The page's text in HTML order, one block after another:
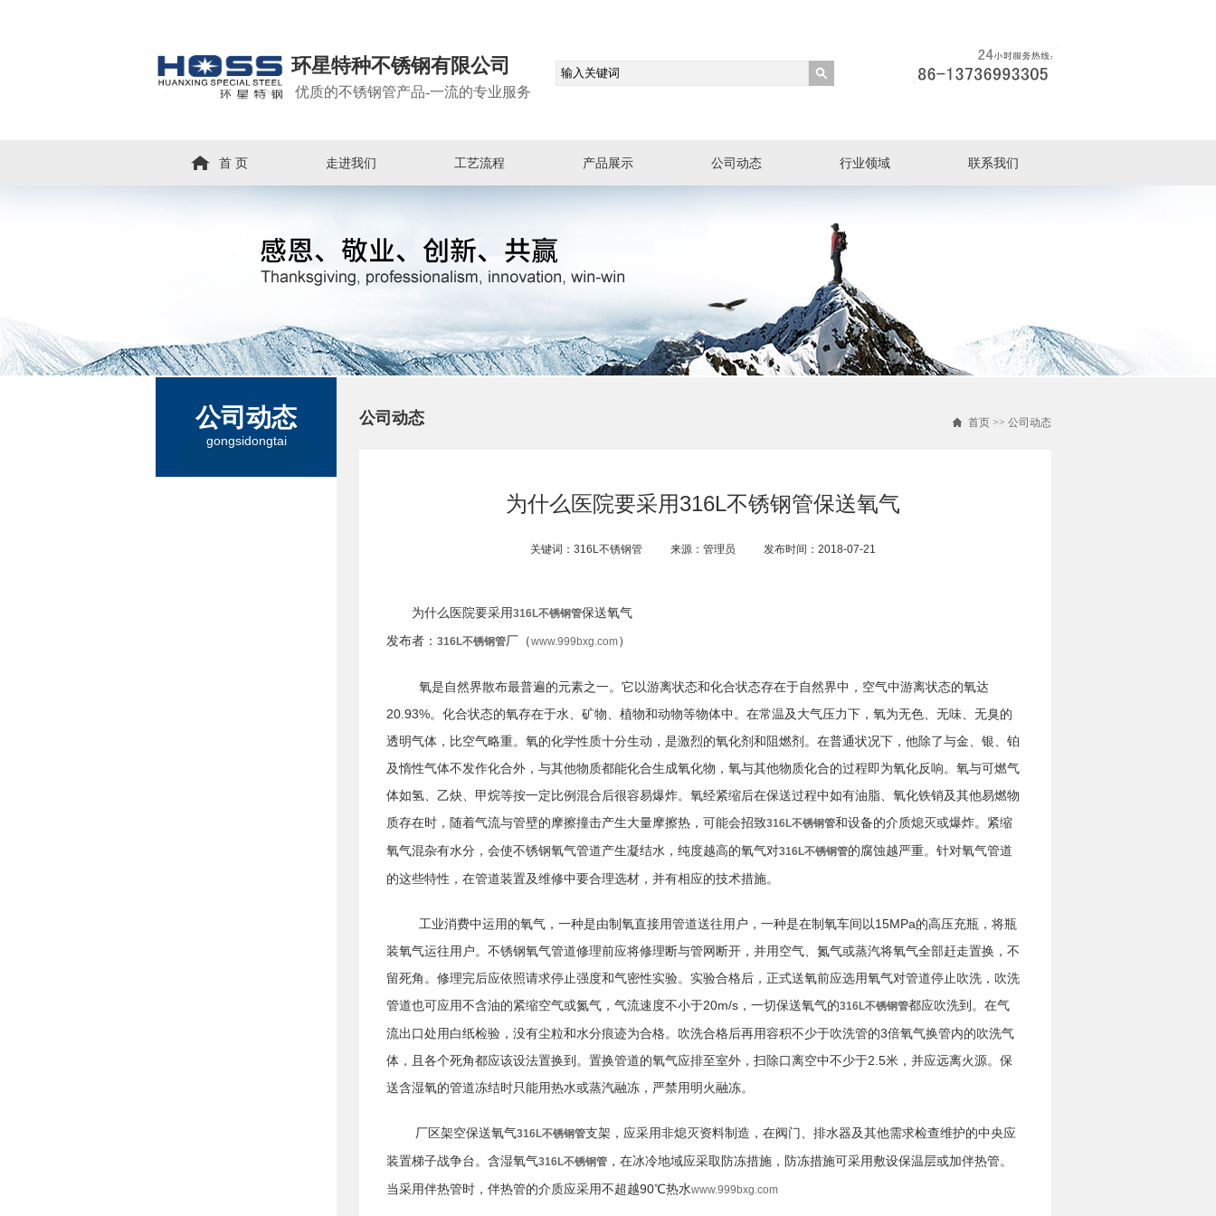
环星特种不锈钢有限公司
优质的不锈钢管产品-一流的专业服务
首 页 走进我们 工艺流程 产品展示 公司动态 行业领域 联系我们
公司动态
gongsidongtai
公司动态 首页 >> 公司动态
为什么医院要采用316L不锈钢管保送氧气
关键词：316L不锈钢管 来源：管理员 发布时间：2018-07-21
为什么医院要采用316L不锈钢管保送氧气
发布者： 316L不锈钢管厂（www.999bxg.com）
氧是自然界散布最普遍的元素之一。它以游离状态和化合状态存在于自然界中，空气中游离状态的氧达
20.93%。化合状态的氧存在于水、矿物、植物和动物等物体中。在常温及大气压力下，氧为无色、无味、无臭的
透明气体，比空气略重。氧的化学性质十分生动，是激烈的氧化剂和阻燃剂。在普通状况下，他除了与金、银、铂
及惰性气体不发作化合外，与其他物质都能化合生成氧化物，氧与其他物质化合的过程即为氧化反响。氧与可燃气
体如氢、乙炔、甲烷等按一定比例混合后很容易爆炸。氧经紧缩后在保送过程中如有油脂、氧化铁销及其他易燃物
质存在时，随着气流与管壁的摩擦撞击产生大量摩擦热，可能会招致316L不锈钢管和设备的介质熄灭或爆炸。紧缩
氧气混杂有水分，会使不锈钢氧气管道产生凝结水，纯度越高的氧气对316L不锈钢管的腐蚀越严重。针对氧气管道
的这些特性，在管道装置及维修中要合理选材，并有相应的技术措施。
工业消费中运用的氧气，一种是由制氧直接用管道送往用户，一种是在制氧车间以15MPa的高压充瓶，将瓶
装氧气运往用户。不锈钢氧气管道修理前应将修理断与管网断开，并用空气、氮气或蒸汽将氧气全部赶走置换，不
留死角。修理完后应依照请求停止强度和气密性实验。实验合格后，正式送氧前应选用氧气对管道停止吹洗，吹洗
管道也可应用不含油的紧缩空气或氮气，气流速度不小于20m/s，一切保送氧气的316L不锈钢管都应吹洗到。在气
流出口处用白纸检验，没有尘粒和水分痕迹为合格。吹洗合格后再用容积不少于吹洗管的3倍氧气换管内的吹洗气
体，且各个死角都应该设法置换到。置换管道的氧气应排至室外，扫除口离空中不少于2.5米，并应远离火源。保
送含湿氧的管道冻结时只能用热水或蒸汽融冻，严禁用明火融冻。
厂区架空保送氧气316L不锈钢管支架，应采用非熄灭资料制造，在阀门、排水器及其他需求检查维护的中央应
装置梯子战争台。含湿氧气316L不锈钢管 ，在冰冷地域应采取防冻措施，防冻措施可采用敷设保温层或加伴热管。
当采用伴热管时，伴热管的介质应采用不超越90℃热水www.999bxg.com